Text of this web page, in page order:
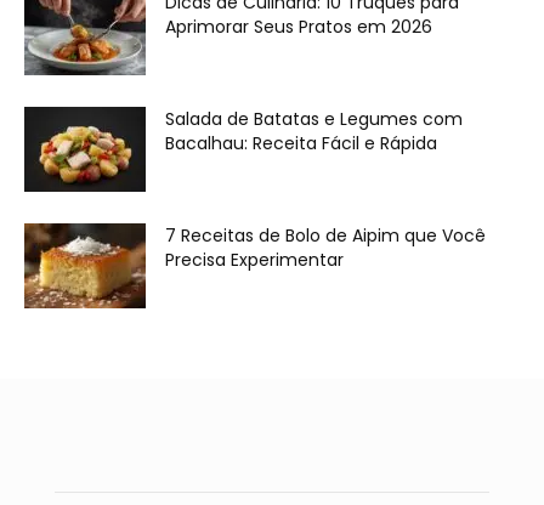
Aprimorar Seus Pratos em 2026
Salada de Batatas e Legumes com
Bacalhau: Receita Fácil e Rápida
7 Receitas de Bolo de Aipim que Você
Precisa Experimentar